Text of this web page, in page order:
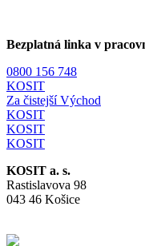
Bezplatná linka v
0800 156 748
KOSIT
Za čistejší Východ
KOSIT
KOSIT
KOSIT
KOSIT a. s.
Rastislavova 98
043 46 Košice